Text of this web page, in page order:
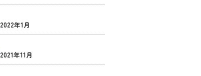
2022年1月
2021年11月